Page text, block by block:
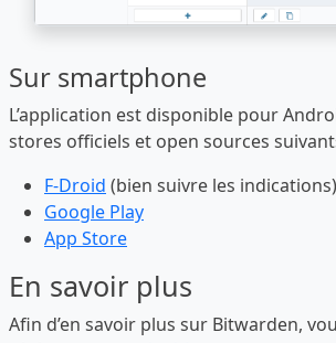
Sur smartphone
L’application est disponible pour
stores officiels et open sources
F-Droid (bien suivre les indications)
Google Play
App Store
En savoir plus
Afin d’en savoir plus sur Bitwarden,